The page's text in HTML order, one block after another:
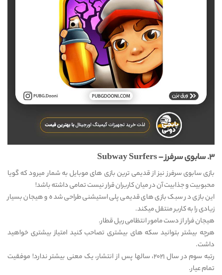
۳. سابوی سرفرز – Subway Surfers
بازی سابوی سرفرز نیز از قدیمی ترین بازی های موبایل به شمار میرود که گویا
محبوبیت و جذابیت آن در میان کاربران قرار نیست تمامی داشته باشد!
این بازی در سبک بازی های قدیمی پلی استیشنی طراحی شده و هیجان بسیار
زیادی را به کاربر منتقل میکند.
هیجان فرار از دست مامور انتظامی ریل قطار.
هرچه بیشتر بتوانید سکه های بیشتری تصاحب کنید امتیاز بیشتری خواهید
داشت.
رتبه سوم در سال ۲۰۲۱، سالها پس از انتشار، یک معنی بیشتر ندارد! موفقیت
تمام عیار.